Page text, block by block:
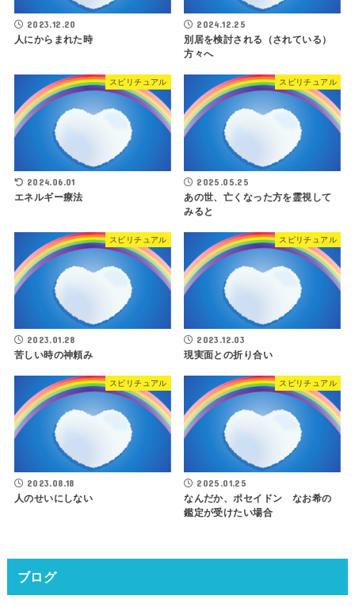
2023.12.20
人にからまれた時
2024.12.25
別居を検討される（されている）
方々へ
スピリチュアル
2024.06.01
エネルギー療法
スピリチュアル
2025.05.25
あの世、亡くなった方を霊視して
みると
スピリチュアル
2023.01.28
苦しい時の神頼み
スピリチュアル
2023.12.03
現実面との折り合い
スピリチュアル
2023.08.18
人のせいにしない
スピリチュアル
2025.01.25
なんだか、ポセイドン なお希の
鑑定が受けたい場合
ブログ